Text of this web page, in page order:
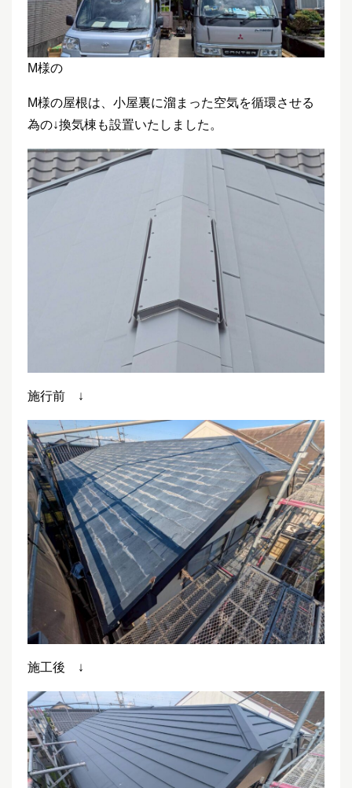
M様の
M様の屋根は、小屋裏に溜まった空気を循環させる
為の↓換気棟も設置いたしました。
施行前 ↓
施工後 ↓